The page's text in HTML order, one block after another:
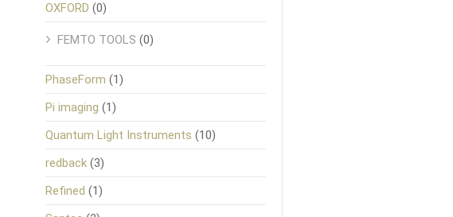
OXFORD (0)
FEMTO TOOLS (0)
PhaseForm (1)
Pi imaging (1)
Quantum Light Instruments (10)
redback (3)
Refined (1)